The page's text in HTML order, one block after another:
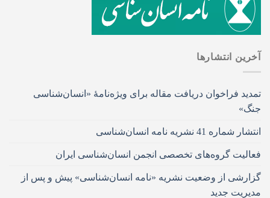
آخرین انتشار‌ها
تمدید فراخوان دریافت مقاله برای ویژه‌نامۀ «انسان‌شناسی
جنگ»
انتشار شماره 41 نشریه نامه انسان‌شناسی
فعالیت گروه‌های تخصصی انجمن انسان‌شناسی ایران
گزارشی از وضعیت نشریه «نامه انسان‌شناسی» پیش و پس از
مدیریت جدید